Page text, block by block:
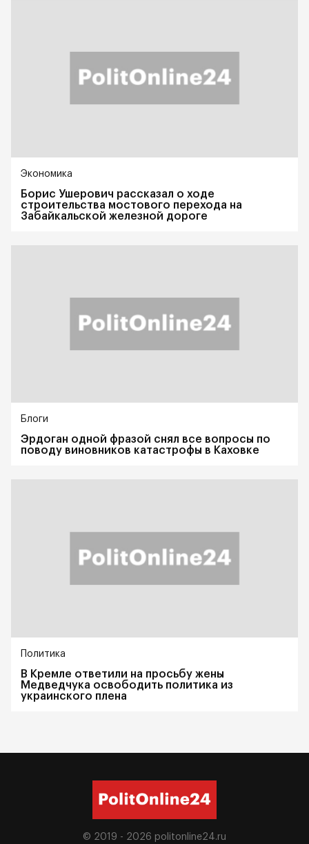
Экономика
Борис Ушерович рассказал о ходе
строительства мостового перехода на
Забайкальской железной дороге
Блоги
Эрдоган одной фразой снял все вопросы по
поводу виновников катастрофы в Каховке
Политика
В Кремле ответили на просьбу жены
Медведчука освободить политика из
украинского плена
© 2019 - 2026 politonline24.ru